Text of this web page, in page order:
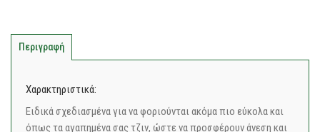
Περιγραφή
Χαρακτηριστικά:
Ειδικά σχεδιασμένα για να φοριούνται ακόμα πιο εύκολα και
όπως τα αγαπημένα σας τζιν, ώστε να προσφέρουν άνεση και